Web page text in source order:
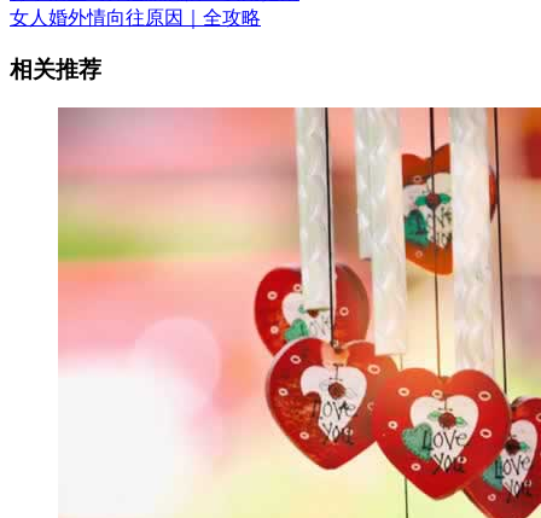
女人婚外情向往原因｜全攻略
相关推荐